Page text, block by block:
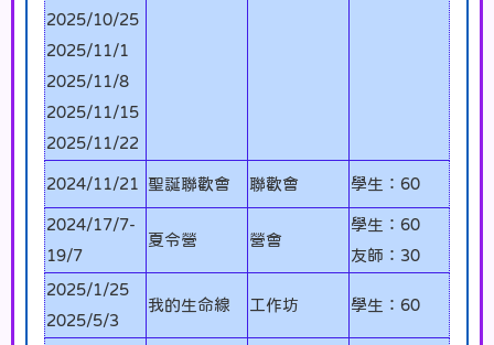
2025/10/25
2025/11/1
2025/11/8
2025/11/15
2025/11/22
2024/11/21 聖誕聯歡會 聯歡會 學生：60
2024/17/7-
19/7
夏令營 營會
學生：60
友師：30
2025/1/25
2025/5/3
我的生命線 工作坊 學生：60